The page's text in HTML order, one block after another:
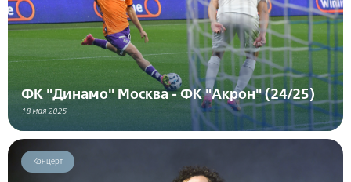
ФК "Динамо" Москва - ФК "Акрон" (24/25)
18 мая 2025
Концерт